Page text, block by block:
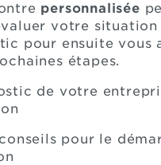
personnalisée
votre
pour ensuite vous
étapes.
de votre
pour le